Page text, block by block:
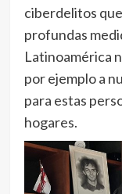
ciberdelitos
profundas
Latinoamérica
por ejemplo a
para estas
hogares.